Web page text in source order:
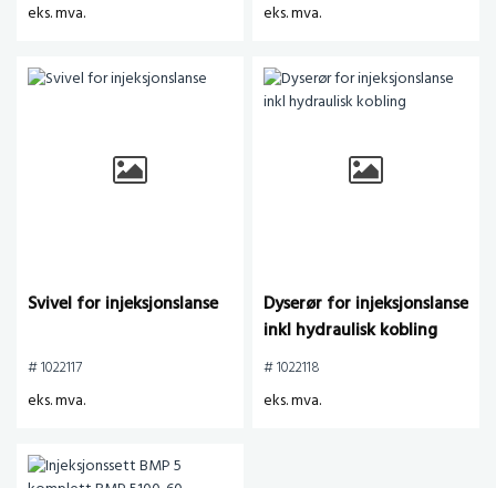
eks. mva. eks. mva.
Svivel for injeksjonslanse
# 1022117
eks. mva.
Dyserør for injeksjonslanse
inkl hydraulisk kobling
# 1022118
eks. mva.